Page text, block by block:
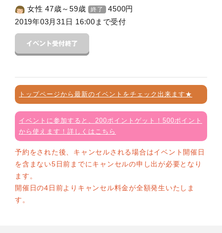
女性 47歳～59歳 終了 4500円
2019年03月31日 16:00まで受付
トップページから最新のイベントをチェック出来ます★
イベントに参加すると、200ポイントゲット！500ポイント
から使えます！詳しくはこちら
予約をされた後、キャンセルされる場合はイベント開催日
を含まない5日前までにキャンセルの申し出が必要となり
ます。
開催日の4日前よりキャンセル料金が全額発生いたしま
す。